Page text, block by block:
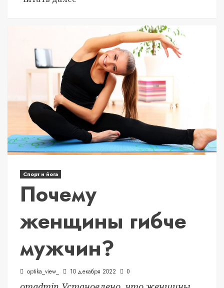
Спорт и йога
Почему
женщины гибче
мужчин?
optika_view_ 10 декабря 2022 0